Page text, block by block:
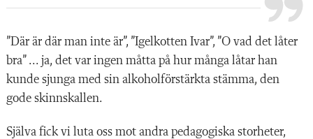
”Där är där man inte är”, ”Igelkotten Ivar”, ”O vad det låter
bra” ... ja, det var ingen måtta på hur många låtar han
kunde sjunga med sin alkoholförstärkta stämma, den
gode skinnskallen.
Själva fick vi luta oss mot andra ­pedagogiska storheter,